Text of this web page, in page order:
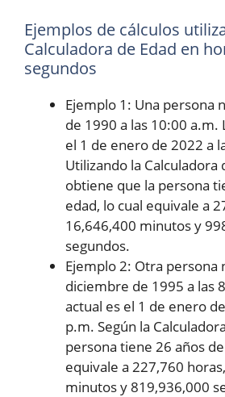
Ejemplos de cálculos
Calculadora de Edad en
segundos
Ejemplo 1: Una persona
de 1990 a las 10:00 a.m.
el 1 de enero de 2022 a
Utilizando la Calculadora
obtiene que la persona
edad, lo cual equivale a
16,646,400 minutos y
segundos.
Ejemplo 2: Otra persona
diciembre de 1995 a las
actual es el 1 de enero
p.m. Según la
persona tiene 26 años
equivale a 227,760
minutos y 819,936,000